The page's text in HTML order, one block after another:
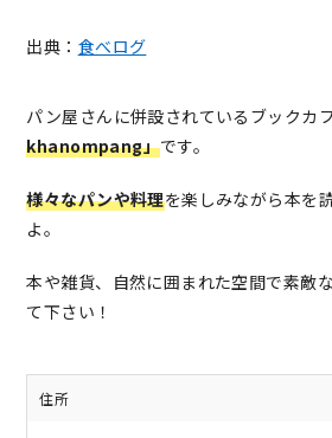
出典： 食べログ
パン屋さんに併設されているブックカ
khanompang」です。
様々なパンや料理を楽しみながら本を
よ。
本や雑貨、自然に囲まれた空間で素敵
て下さい！
住所